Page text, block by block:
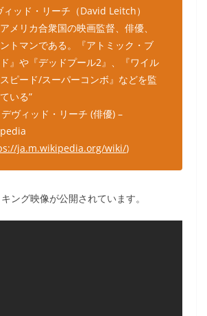
ィッド・リーチ（David Leitch）
メリカ合衆国の映画監督、俳優、
トマンである。『アトミック・ブ
』や『デッドプール2』、『ワイル
スピード/スーパーコンボ』などを監
いる”
デヴィッド・リーチ (俳優) –
ja.m.wikipedia.org/wiki/)
ング映像が公開されています。